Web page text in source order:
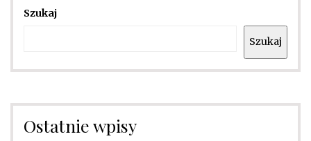
Szukaj
Szukaj
Ostatnie wpisy